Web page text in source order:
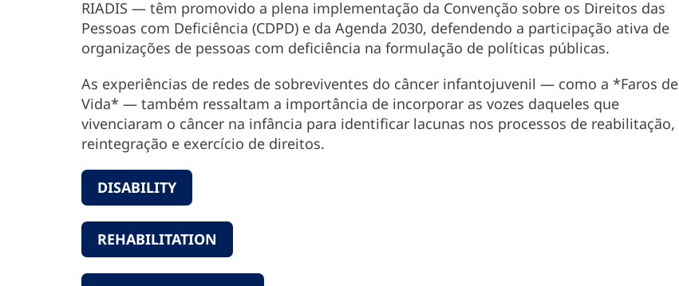
RIADIS — têm promovido a plena implementação da Convenção sobre os Direitos das
Pessoas com Deficiência (CDPD) e da Agenda 2030, defendendo a participação ativa de
organizações de pessoas com deficiência na formulação de políticas públicas.
As experiências de redes de sobreviventes do câncer infantojuvenil — como a *Faros de
Vida* — também ressaltam a importância de incorporar as vozes daqueles que
vivenciaram o câncer na infância para identificar lacunas nos processos de reabilitação,
reintegração e exercício de direitos.
DISABILITY
REHABILITATION